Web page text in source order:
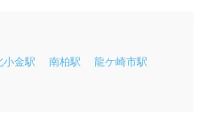
小金駅 南柏駅
龍ケ崎市駅